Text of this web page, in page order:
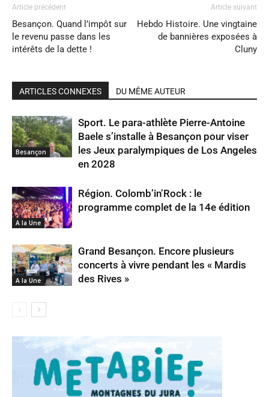
Article précédent
Besançon. Quand l’impôt sur
le revenu passe dans les
intérêts de la dette !
Article suivant
Hebdo Histoire. Une vingtaine
de bannières exposées à
Cluny
ARTICLES CONNEXES DU MÊME AUTEUR
Besançon
Sport. Le para-athlète Pierre-Antoine
Baele s’installe à Besançon pour viser
les Jeux paralympiques de Los Angeles
en 2028
A la Une
Région. Colomb’in’Rock : le
programme complet de la 14e édition
A la Une
Grand Besançon. Encore plusieurs
concerts à vivre pendant les « Mardis
des Rives »